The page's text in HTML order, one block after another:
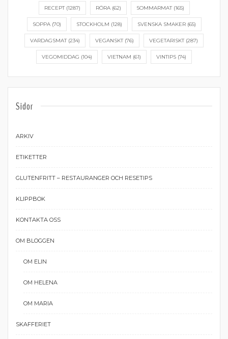
RECEPT(1287) RÖRA(62) SOMMARMAT(165)
SOPPA(70) STOCKHOLM (128) SVENSKA SMAKER(65)
VARDAGSMAT(234) VEGANSKT(76) VEGETARISKT(287)
VEGOMIDDAG (104) VIETNAM (61) VINTIPS (74)
Sidor
ARKIV
ETIKETTER
GLUTENFRITT – RESTAURANGER OCH RESETIPS
KLIPPBOK
KONTAKTA OSS
OM BLOGGEN
OM ELIN
OM HELENA
OM MARIA
SKAFFERIET